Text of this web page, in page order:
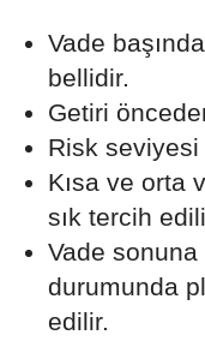
Vade
bellidir.
Getiri
Risk seviyesi
Kısa ve orta
sık tercih
Vade
durumunda
edilir.